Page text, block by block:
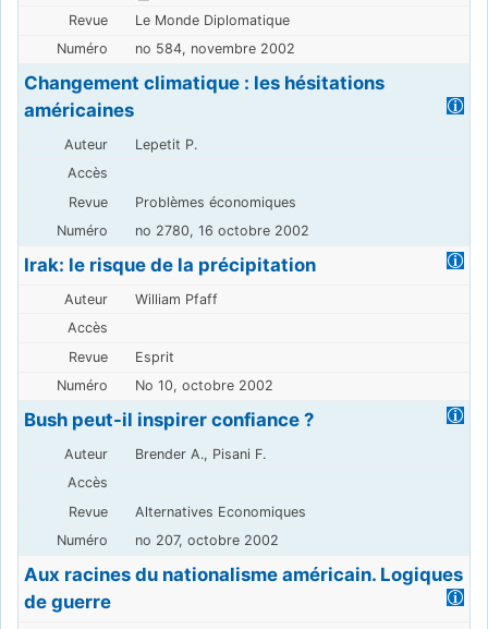
Le Monde Diplomatique
no 584, novembre 2002
Changement climatique : les hésitations
américaines
Lepetit P.
Problèmes économiques
no 2780, 16 octobre 2002
Irak: le risque de la précipitation
William Pfaff
Esprit
No 10, octobre 2002
Bush peut-il inspirer confiance ?
Brender A., Pisani F.
Alternatives Economiques
no 207, octobre 2002
Aux racines du nationalisme américain. Logiques
de guerre